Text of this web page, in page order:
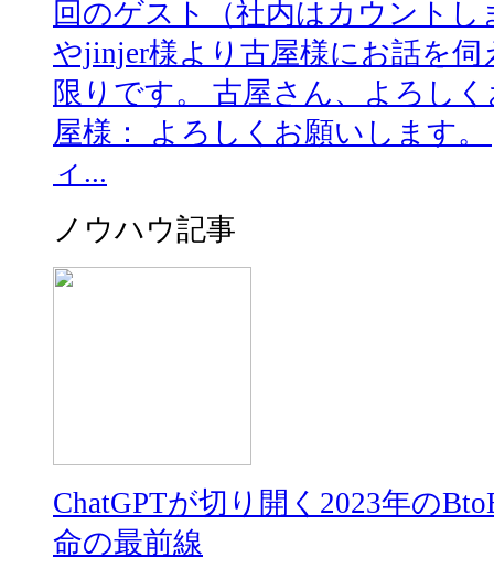
回のゲスト（社内はカウント
やjinjer様より古屋様にお話を
限りです。 古屋さん、よろし
屋様： よろしくお願いします
ィ...
ノウハウ記事
ChatGPTが切り開く2023年の
命の最前線